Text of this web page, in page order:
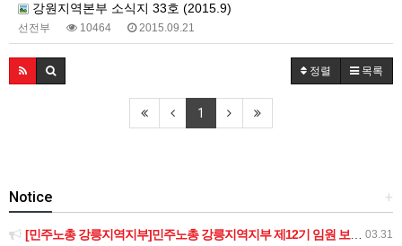
강원지역본부 소식지 33호 (2015.9)
선전부 10464 2015.09.21
정렬 목록
1
+
Notice
03.31
[민주노총 강릉지역지부]민주노총 강릉지역지부 제12기 임원 보궐선거결과 공고